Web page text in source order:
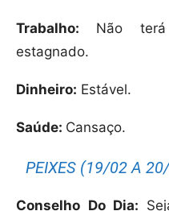
Trabalho: Não terá
estagnado.
Dinheiro: Estável.
Saúde: Cansaço.
PEIXES (19/02 A
Conselho Do Dia: